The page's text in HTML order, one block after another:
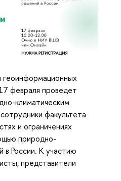
геоинформационных
февраля проведет
климатическим
факультета
и ограничениях
природно-
в России. К участию
представители